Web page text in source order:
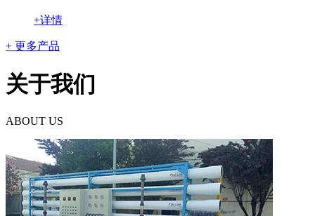
+详情
+ 更多产品
关于我们
ABOUT US